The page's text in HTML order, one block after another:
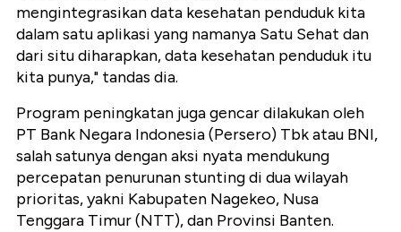
mengintegrasikan data kesehatan penduduk kita
dalam satu aplikasi yang namanya Satu Sehat dan
dari situ diharapkan, data kesehatan penduduk itu
kita punya," tandas dia.
Program peningkatan juga gencar dilakukan oleh
PT Bank Negara Indonesia (Persero) Tbk atau BNI,
salah satunya dengan aksi nyata mendukung
percepatan penurunan stunting di dua wilayah
prioritas, yakni Kabupaten Nagekeo, Nusa
Tenggara Timur (NTT), dan Provinsi Banten.